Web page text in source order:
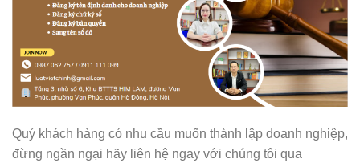
Quý khách hàng có nhu cầu muốn thành lập doanh nghiệp,
đừng ngần ngại hãy liên hệ ngay với chúng tôi qua